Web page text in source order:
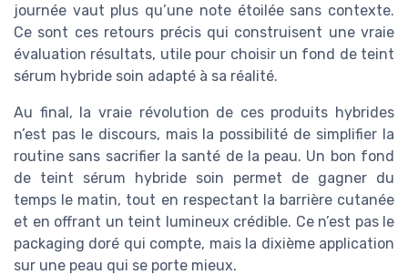
journée vaut plus qu’une note étoilée sans contexte.
Ce sont ces retours précis qui construisent une vraie
évaluation résultats, utile pour choisir un fond de teint
sérum hybride soin adapté à sa réalité.
Au final, la vraie révolution de ces produits hybrides
n’est pas le discours, mais la possibilité de simplifier la
routine sans sacrifier la santé de la peau. Un bon fond
de teint sérum hybride soin permet de gagner du
temps le matin, tout en respectant la barrière cutanée
et en offrant un teint lumineux crédible. Ce n’est pas le
packaging doré qui compte, mais la dixième application
sur une peau qui se porte mieux.